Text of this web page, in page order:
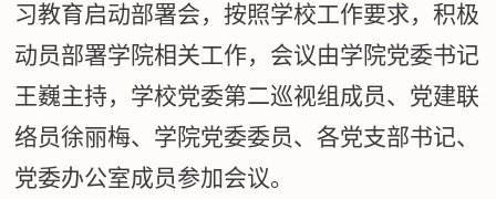
习教育启动部署会，按照学校工作要求，积极
动员部署学院相关工作，会议由学院党委书记
王巍主持，学校党委第二巡视组成员、党建联
络员徐丽梅、学院党委委员、各党支部书记、
党委办公室成员参加会议。